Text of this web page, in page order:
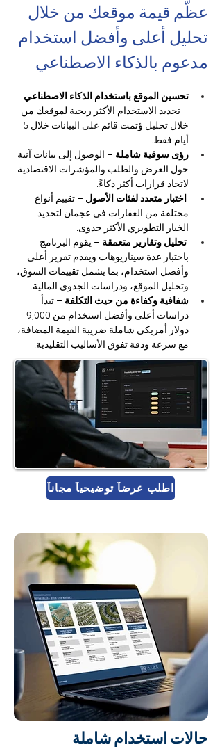
عظّم قيمة موقعك من خلال
تحليل أعلى وأفضل استخدام
مدعوم بالذكاء الاصطناعي
تحسين الموقع باستخدام الذكاء الاصطناعي
– تحديد الاستخدام الأكثر ربحية لموقعك من
أيام فقط.
رؤى سوقية شاملة – الوصول إلى بيانات آنية
حول العرض والطلب والمؤشرات الاقتصادية
لاتخاذ قرارات أكثر ذكاءً.
اختبار متعدد لفئات الأصول – تقييم أنواع
مختلفة من العقارات في عجمان لتحديد
الخيار التطويري الأكثر جدوى.
تحليل وتقارير متعمقة – يقوم البرنامج
باختبار عدة سيناريوهات ويقدم تقرير أعلى
وأفضل استخدام، بما يشمل تقييمات السوق،
وتحليل الموقع، ودراسات الجدوى المالية.
شفافية وكفاءة من حيث التكلفة – تبدأ
دولار أمريكي شاملة ضريبة القيمة المضافة،
مع سرعة ودقة تفوق الأساليب التقليدية.
اطلب عرضاً توضيحياً مجاناً
حالات استخدام شاملة